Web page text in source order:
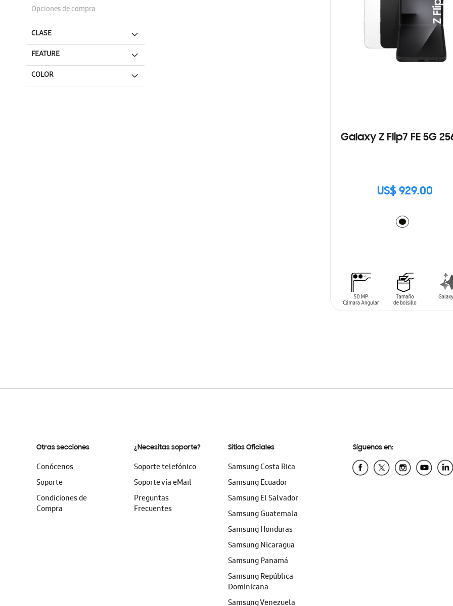
Galaxy Z Flip7 FE 5G
US$ 929.00
Opciones de compra
CLASE
FEATURE
COLOR
Otras secciones
Conócenos
Soporte
Condiciones de
Compra
¿Necesitas soporte?
Soporte telefónico
Soporte vía eMail
Preguntas
Frecuentes
Sitios Oficiales
Samsung Costa Rica
Samsung Ecuador
Samsung El Salvador
Samsung Guatemala
Samsung Honduras
Samsung Nicaragua
Samsung Panamá
Samsung República
Dominicana
Samsung Venezuela
Síguenos en: